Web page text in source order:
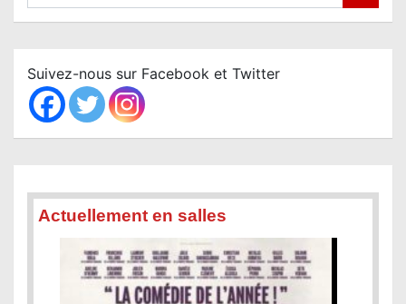
a
c
h
Suivez-nous sur Facebook et Twitter
Actuellement en salles